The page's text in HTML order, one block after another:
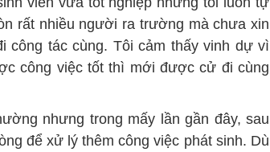
rất nhiều người ra trường mà chưa xin
công tác cùng. Tôi cảm thấy vinh dự vì
công việc tốt thì mới được cử đi cùng
nhưng trong mấy lần gần đây, sau
để xử lý thêm công việc phát sinh. Dù